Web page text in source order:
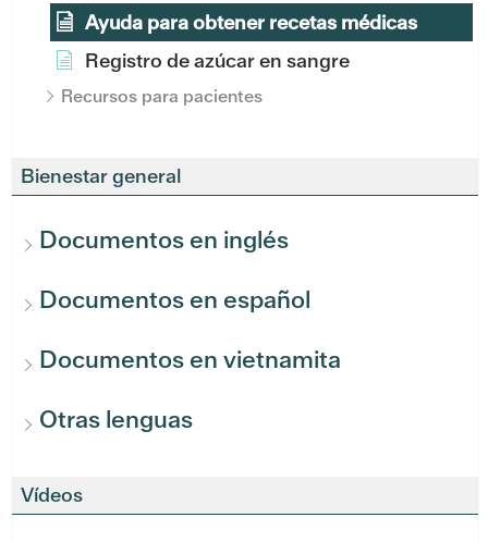
Ayuda para obtener recetas médicas
Registro de azúcar en sangre
Recursos para pacientes
Bienestar general
Documentos en inglés
Documentos en español
Documentos en vietnamita
Otras lenguas
Vídeos